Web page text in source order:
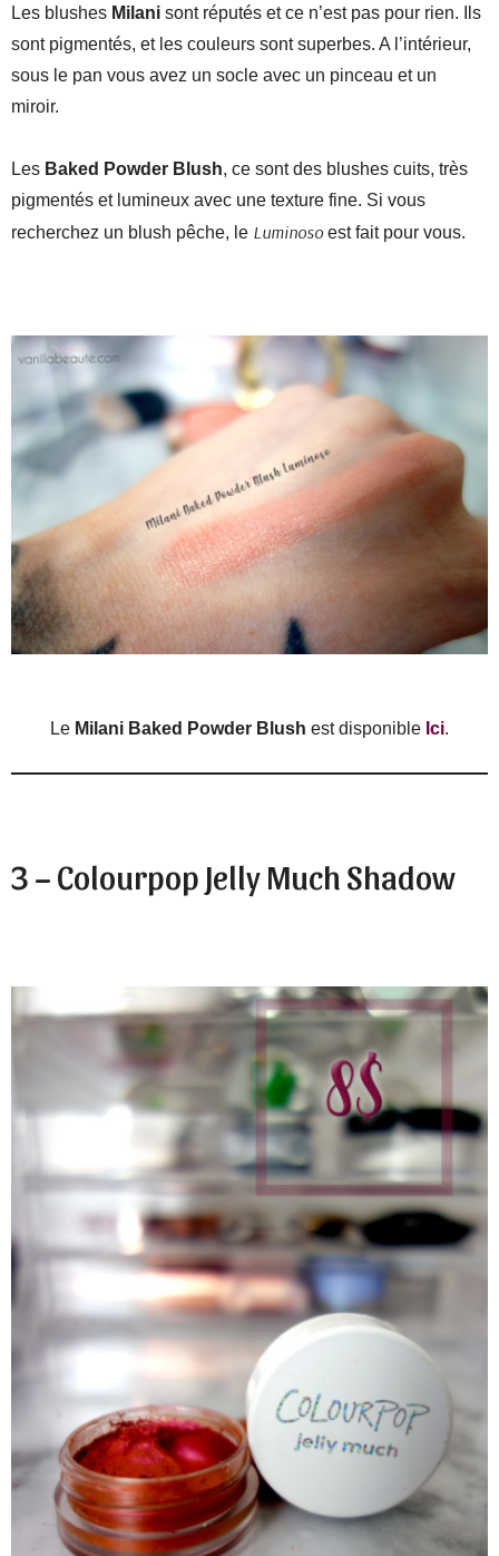
Les blushes Milani sont réputés et ce n’est pas pour rien. Ils
sont pigmentés, et les couleurs sont superbes. A l’intérieur,
sous le pan vous avez un socle avec un pinceau et un
miroir.
Les Baked Powder Blush, ce sont des blushes cuits, très
pigmentés et lumineux avec une texture fine. Si vous
recherchez un blush pêche, le Luminoso est fait pour vous.
Le Milani Baked Powder Blush est disponible Ici.
3 – Colourpop Jelly Much Shadow